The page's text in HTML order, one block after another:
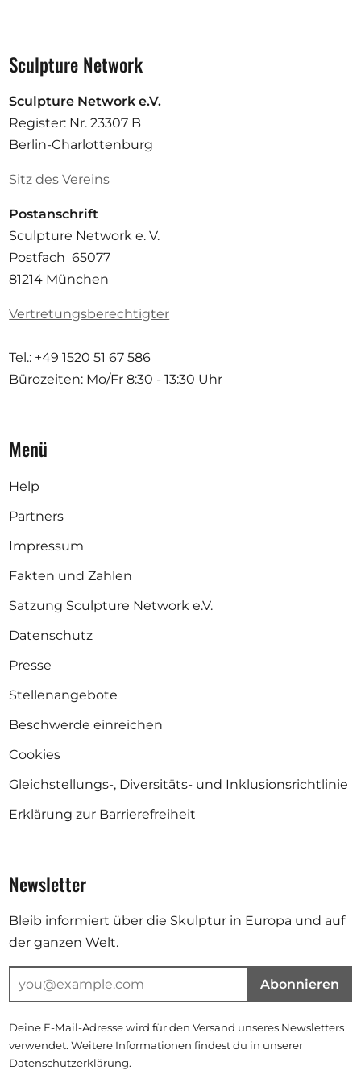
Sculpture Network
Sculpture Network e.V.
Register: Nr. 23307 B
Berlin-Charlottenburg
Sitz des Vereins
Postanschrift
Sculpture Network e. V.
Postfach 65077
81214 München
Vertretungsberechtigter
Tel.: +49 1520 51 67 586
Bürozeiten: Mo/Fr 8:30 - 13:30 Uhr
Menü
Help
Partners
Impressum
Fakten und Zahlen
Satzung Sculpture Network e.V.
Datenschutz
Presse
Stellenangebote
Beschwerde einreichen
Cookies
Gleichstellungs-, Diversitäts- und Inklusionsrichtlinie
Erklärung zur Barrierefreiheit
Newsletter
Bleib informiert über die Skulptur in Europa und auf
der ganzen Welt.
Abonnieren
Deine E-Mail-Adresse wird für den Versand unseres Newsletters
verwendet. Weitere Informationen findest du in unserer
Datenschutzerklärung.